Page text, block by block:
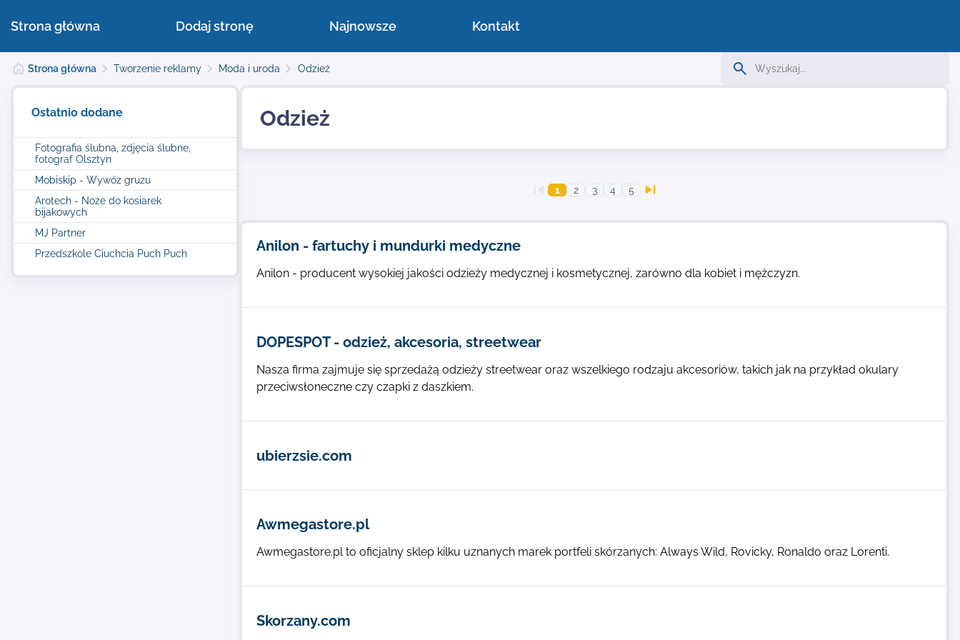
Strona główna Dodaj stronę Najnowsze Kontakt
Strona główna Tworzenie reklamy Moda i uroda Odzież
Ostatnio dodane
Fotografia ślubna, zdjęcia ślubne,
fotograf Olsztyn
Mobiskip - Wywóz gruzu
Arotech - Noże do kosiarek
bijakowych
MJ Partner
Przedszkole Ciuchcia Puch Puch
Odzież
1 2 3 4 5
Anilon - fartuchy i mundurki medyczne
Anilon - producent wysokiej jakości odzieży medycznej i kosmetycznej, zarówno dla kobiet i mężczyzn.
DOPESPOT - odzież, akcesoria, streetwear
Nasza firma zajmuje się sprzedażą odzieży streetwear oraz wszelkiego rodzaju akcesoriów, takich jak na przykład okulary
przeciwsłoneczne czy czapki z daszkiem.
ubierzsie.com
Awmegastore.pl
Awmegastore.pl to oficjalny sklep kilku uznanych marek portfeli skórzanych: Always Wild, Rovicky, Ronaldo oraz Lorenti.
Skorzany.com